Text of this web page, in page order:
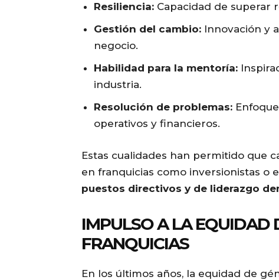
Resiliencia: Capacidad de superar
Gestión del cambio: Innovación y
negocio.
Habilidad para la mentoría:
industria.
Resolución de problemas:
operativos y financieros.
Estas cualidades han permitido que
en franquicias como inversionistas o
puestos directivos y de liderazgo
IMPULSO A LA EQUIDAD
FRANQUICIAS
En los últimos años, la equidad de